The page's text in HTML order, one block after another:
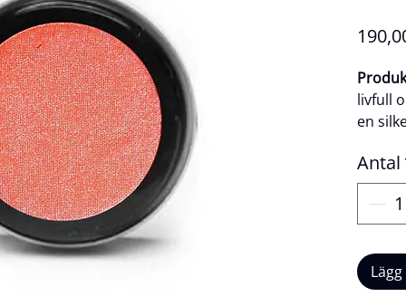
livfull
en
varje
upp,
mjuk,
Antal